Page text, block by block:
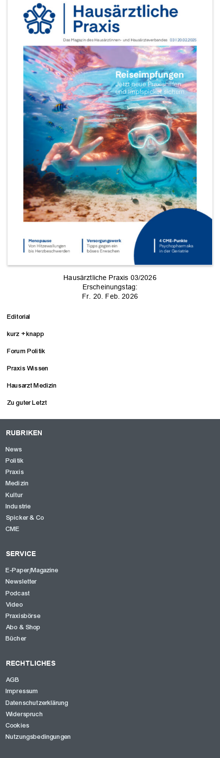
Hausärztliche Praxis 03/2026
Erscheinungstag:
Fr. 20. Feb. 2026
Editorial
kurz + knapp
Forum Politik
Praxis Wissen
Hausarzt Medizin
Zu guter Letzt
RUBRIKEN
News
Politik
Praxis
Medizin
Kultur
Industrie
Spicker & Co
CME
SERVICE
E-Paper/Magazine
Newsletter
Podcast
Video
Praxisbörse
Abo & Shop
Bücher
RECHTLICHES
AGB
Impressum
Datenschutzerklärung
Widerspruch
Cookies
Nutzungsbedingungen